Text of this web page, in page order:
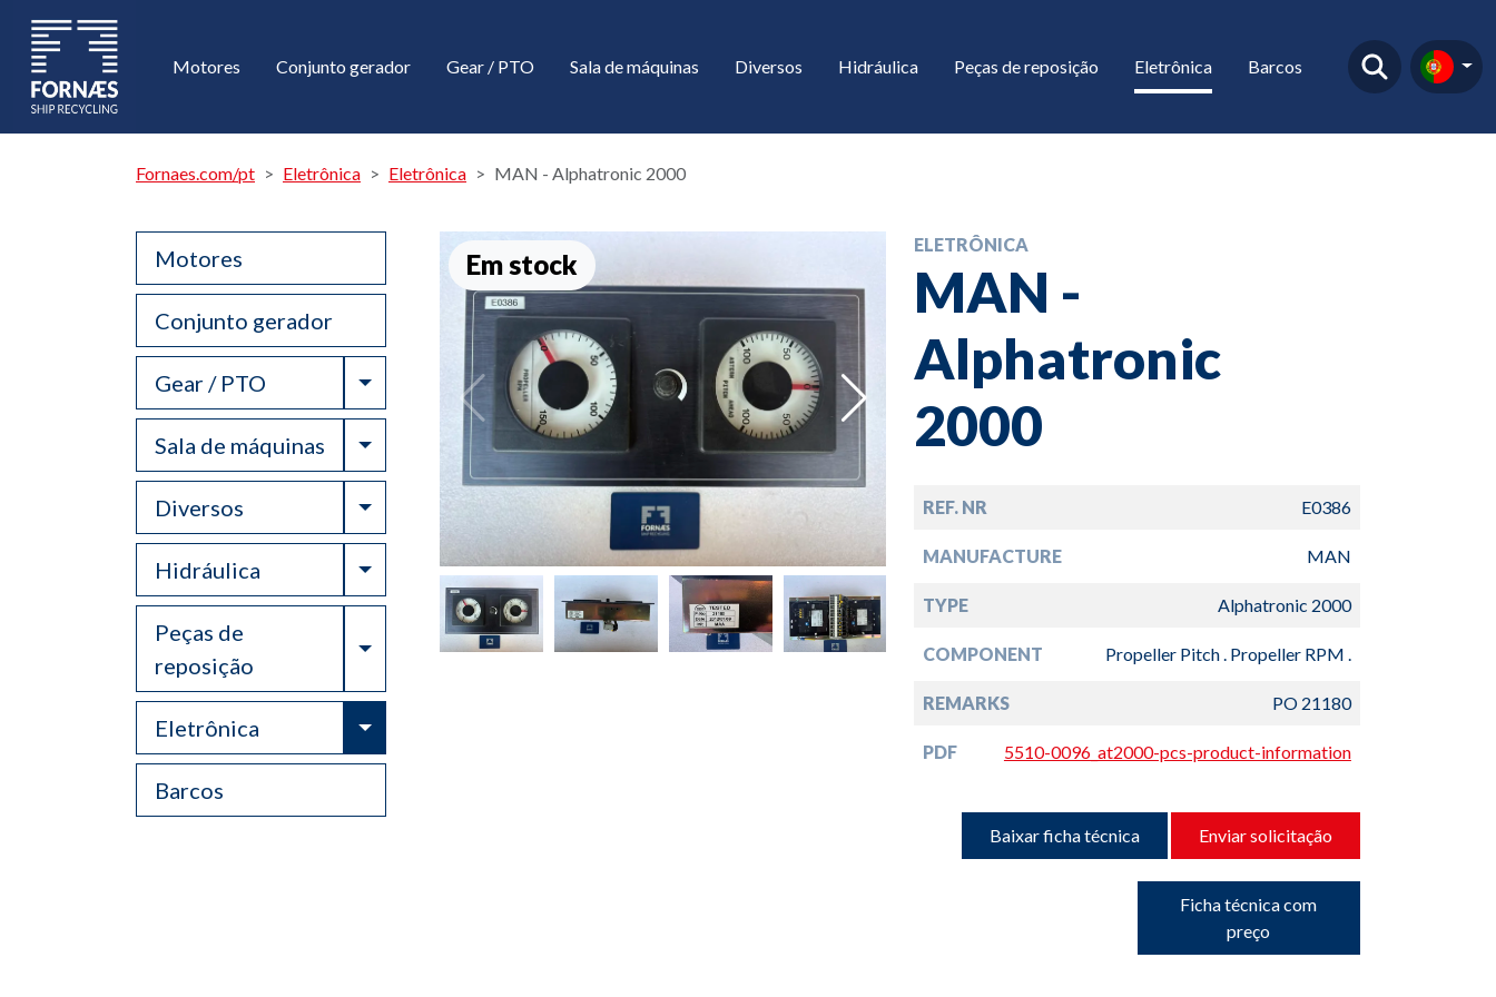
Motores Conjunto gerador Gear / PTO Sala de máquinas Diversos Hidráulica Peças de reposição Eletrônica Barcos
Fornaes.com/pt Eletrônica Eletrônica MAN - Alphatronic 2000
Motores
Conjunto gerador
Gear / PTO Toggle Dropdown
Sala de máquinas Toggle Dropdown
Diversos Toggle Dropdown
Hidráulica Toggle Dropdown
Peças de
reposição
Toggle Dropdown
Eletrônica Toggle Dropdown
Barcos
Em stock
ELETRÔNICA
MAN -
Alphatronic
2000
REF. NR E0386
MANUFACTURE MAN
TYPE Alphatronic 2000
COMPONENT Propeller Pitch . Propeller RPM .
REMARKS PO 21180
PDF 5510-0096_at2000-pcs-product-information
Baixar ficha técnica Enviar solicitação
Ficha técnica com
preço